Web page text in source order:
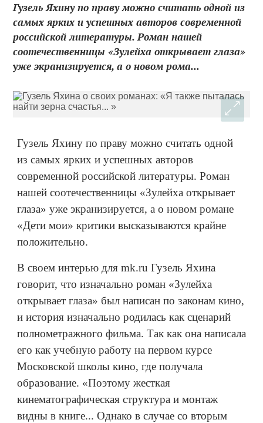
Гузель Яхину по праву можно считать одной из
самых ярких и успешных авторов современной
российской литературы. Роман нашей
соотечественницы «Зулейха открывает глаза»
уже экранизируется, а о новом рома...
Гузель Яхину по праву можно считать одной
из самых ярких и успешных авторов
современной российской литературы. Роман
нашей соотечественницы «Зулейха открывает
глаза» уже экранизируется, а о новом романе
«Дети мои» критики высказываются крайне
положительно.
В своем интерью для mk.ru Гузель Яхина
говорит, что изначально роман «Зулейха
открывает глаза» был написан по законам кино,
и история изначально родилась как сценарий
полнометражного фильма. Так как она написала
его как учебную работу на первом курсе
Московской школы кино, где получала
образование. «Поэтому жесткая
кинематографическая структура и монтаж
видны в книге... Однако в случае со вторым